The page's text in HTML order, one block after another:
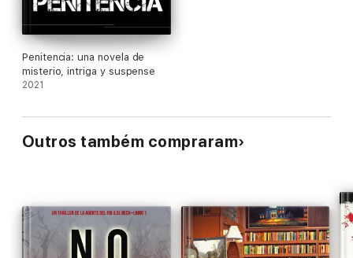
Penitencia: una novela de
misterio, intriga y suspense
2021
Outros também compraram